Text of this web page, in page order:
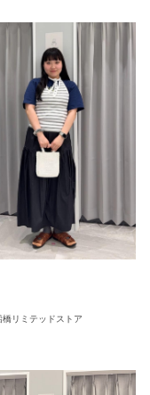
橋リミテッドストア